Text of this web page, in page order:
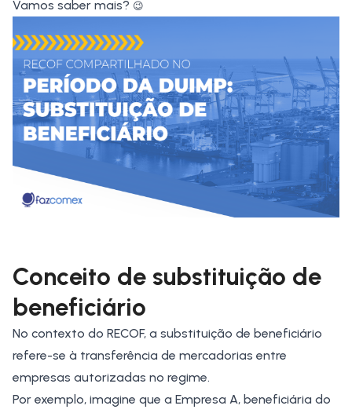
Vamos saber mais? 😉
Conceito de substituição de
beneficiário
No contexto do RECOF, a substituição de beneficiário
refere-se à transferência de mercadorias entre
empresas autorizadas no regime.
Por exemplo, imagine que a Empresa A, beneficiária do